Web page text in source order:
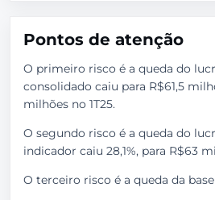
Pontos de atenção
O primeiro risco é a queda do
consolidado caiu para R$61,5
milhões no 1T25.
O segundo risco é a queda do
indicador caiu 28,1%, para R$63
O terceiro risco é a queda da base